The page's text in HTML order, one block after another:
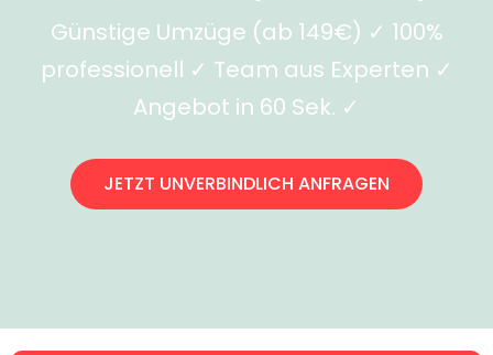
Günstige Umzüge (ab 149€) ✓ 100%
professionell ✓ Team aus Experten ✓
Angebot in 60 Sek. ✓
JETZT UNVERBINDLICH ANFRAGEN